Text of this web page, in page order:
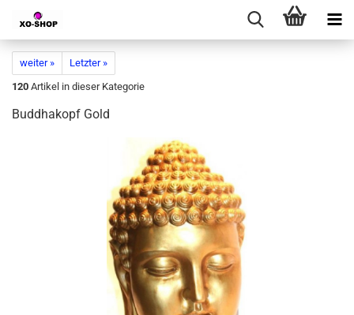
weiter »
Letzter »
120 Artikel in dieser Kategorie
Buddhakopf Gold